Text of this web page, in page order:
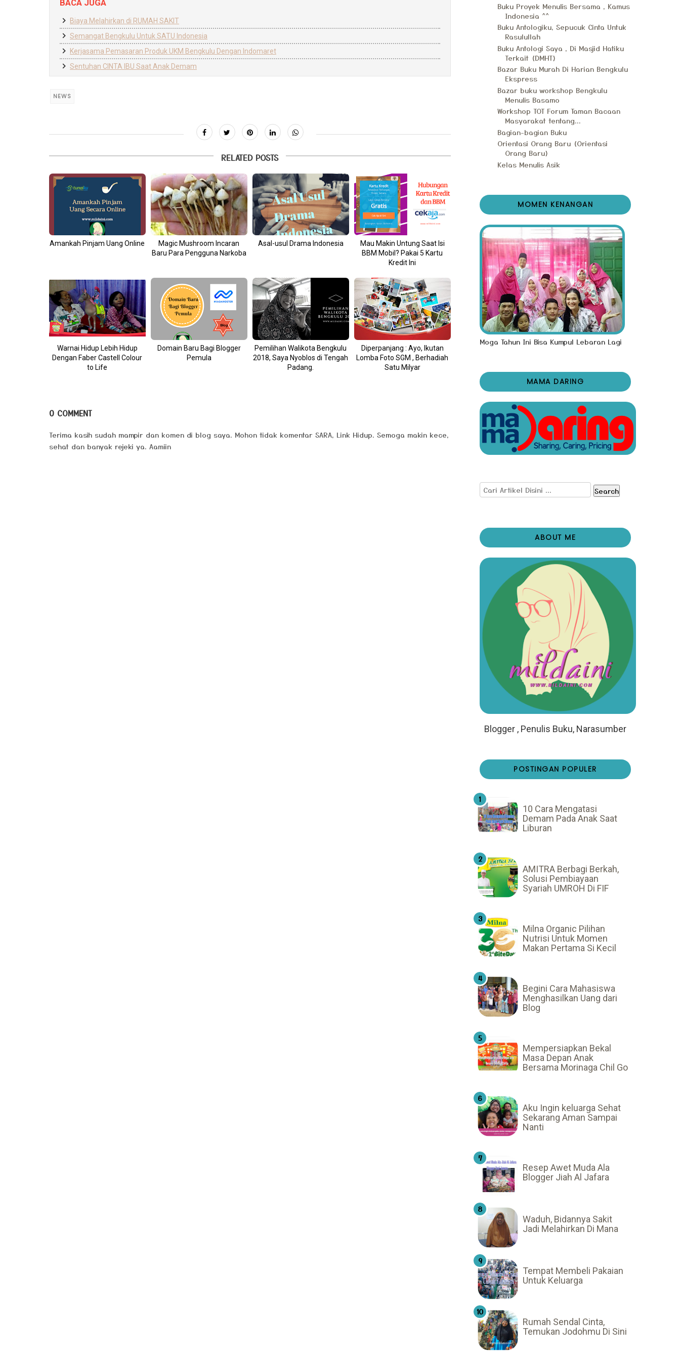
BACA JUGA
Biaya Melahirkan di RUMAH SAKIT
Semangat Bengkulu Untuk SATU Indonesia
Kerjasama Pemasaran Produk UKM Bengkulu Dengan Indomaret
Sentuhan CINTA IBU Saat Anak Demam
NEWS
RELATED POSTS
Amankah Pinjam Uang Online
Magic Mushroom Incaran
Baru Para Pengguna Narkoba
Asal-usul Drama Indonesia
Mau Makin Untung Saat Isi
BBM Mobil? Pakai 5 Kartu
Kredit Ini
Warnai Hidup Lebih Hidup
Dengan Faber Castell Colour
to Life
Domain Baru Bagi Blogger
Pemula
Pemilihan Walikota Bengkulu
2018, Saya Nyoblos di Tengah
Padang.
Diperpanjang : Ayo, Ikutan
Lomba Foto SGM , Berhadiah
Satu Milyar
0 COMMENT
Terima kasih sudah mampir dan komen di blog saya. Mohon tidak komentar SARA, Link Hidup. Semoga makin kece,
sehat dan banyak rejeki ya. Aamiin
Buku Proyek Menulis Bersama , Kamus
Indonesia ^^
Buku Antologiku, Sepucuk Cinta Untuk
Rasulullah
Buku Antologi Saya , Di Masjid Hatiku
Terkait (DMHT)
Bazar Buku Murah Di Harian Bengkulu
Ekspress
Bazar buku workshop Bengkulu
Menulis Basamo
Workshop TOT Forum Taman Bacaan
Masyarakat tentang...
Bagian-bagian Buku
Orientasi Orang Baru (Orientasi
Orang Baru)
Kelas Menulis Asik
MOMEN KENANGAN
Moga Tahun Ini Bisa Kumpul Lebaran Lagi
MAMA DARING
Search
ABOUT ME
Blogger , Penulis Buku, Narasumber
POSTINGAN POPULER
10 Cara Mengatasi
Demam Pada Anak Saat
Liburan
AMITRA Berbagi Berkah,
Solusi Pembiayaan
Syariah UMROH Di FIF
Milna Organic Pilihan
Nutrisi Untuk Momen
Makan Pertama Si Kecil
Begini Cara Mahasiswa
Menghasilkan Uang dari
Blog
Mempersiapkan Bekal
Masa Depan Anak
Bersama Morinaga Chil Go
Aku Ingin keluarga Sehat
Sekarang Aman Sampai
Nanti
Resep Awet Muda Ala
Blogger Jiah Al Jafara
Waduh, Bidannya Sakit
Jadi Melahirkan Di Mana
Tempat Membeli Pakaian
Untuk Keluarga
Rumah Sendal Cinta,
Temukan Jodohmu Di Sini